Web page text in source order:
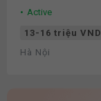
Active
13-16 triệu VND
Hà Nội